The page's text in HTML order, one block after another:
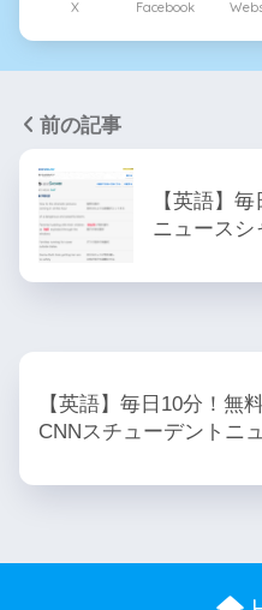
X Facebook
前の記事
【英語】
ニュース
【英語】毎日10分！無
CNNスチューデントニ